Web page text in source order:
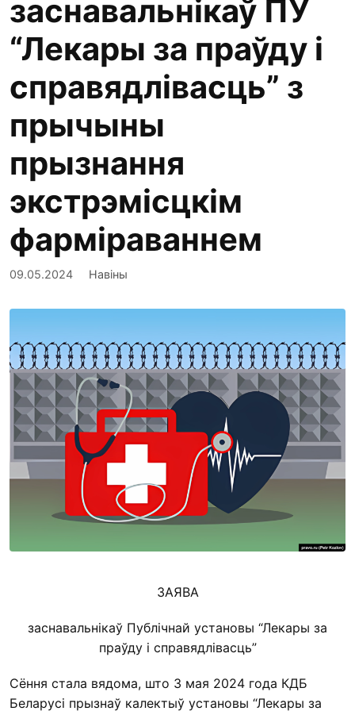
заснавальнікаў ПУ
“Лекары за праўду і
справядлівасць” з
прычыны
прызнання
экстрэмісцкім
фарміраваннем
09.05.2024 Навіны
ЗАЯВА
заснавальнікаў Публічнай установы “Лекары за
праўду і справядлівасць”
Сёння стала вядома, што 3 мая 2024 года КДБ
Беларусі прызнаў калектыў установы “Лекары за